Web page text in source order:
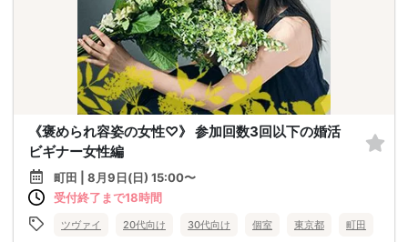
《褒められ容姿の女性♡》 参加回数3回以下の婚活
ビギナー女性編
町田 | 8月9日(日) 15:00〜
受付終了まで18時間
ツヴァイ 20代向け 30代向け 個室 東京都 町田